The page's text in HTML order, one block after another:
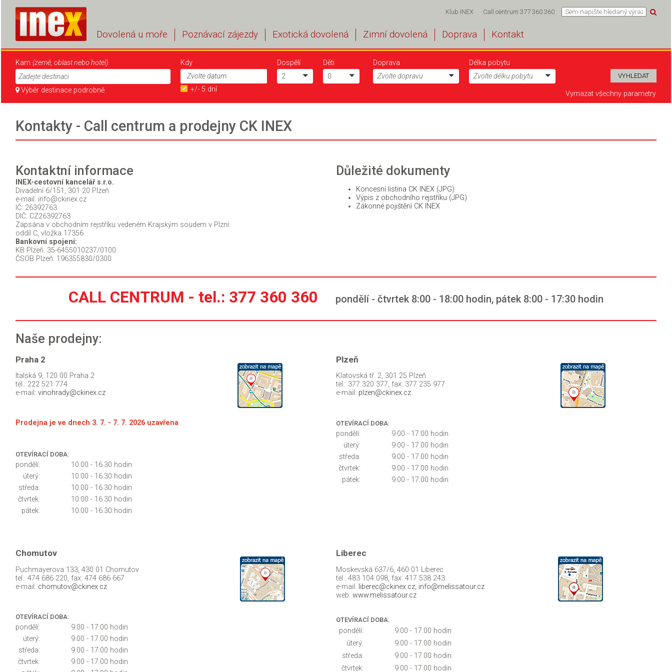
Klub INEX Call centrum 377 360 360
Dovolená u moře Poznávací zájezdy Exotická dovolená Zimní dovolená Doprava Kontakt
Kam (země, oblast nebo hotel)
Zadejte destinaci
Výběr destinace podrobně
Kdy
+/- 5 dní
Dospělí
2
Děti
0
Doprava
Zvolte dopravu
Délka pobytu
Zvolte délku pobytu
Vymazat všechny parametry
Kontakty - Call centrum a prodejny CK INEX
Kontaktní informace
INEX-cestovní kancelář s.r.o.
Divadelní 6/151, 301 20 Plzeň
e-mail: info@ckinex.cz
IČ: 26392763
DIČ: CZ26392763
Zapsána v obchodním rejstříku vedeném Krajským soudem v Plzni:
oddíl C, vložka 17356
Bankovní spojení:
KB Plzeň: 35-6455010237/0100
ČSOB Plzeň: 196355830/0300
Důležité dokumenty
Koncesní listina CK INEX (JPG)
Výpis z obchodního rejstříku (JPG)
Zákonné pojištění CK INEX
CALL CENTRUM - tel.: 377 360 360 pondělí - čtvrtek 8:00 - 18:00 hodin, pátek 8:00 - 17:30 hodin
Naše prodejny:
Praha 2
Italská 9, 120 00 Praha 2
tel.: 222 521 774
e-mail: vinohrady@ckinex.cz
Prodejna je ve dnech 3. 7. - 7. 7. 2026 uzavřena
OTEVÍRACÍ DOBA:
pondělí:
10.00 - 16.30 hodin
úterý:
10.00 - 16.30 hodin
středa:
10.00 - 16.30 hodin
čtvrtek:
10.00 - 16.30 hodin
pátek:
10.00 - 16.30 hodin
Plzeň
Klatovská tř. 2, 301 25 Plzeň
tel.: 377 320 377, fax: 377 235 977
e-mail: plzen@ckinex.cz
OTEVÍRACÍ DOBA:
pondělí:
9.00 - 17.00 hodin
úterý:
9.00 - 17.00 hodin
středa:
9.00 - 17.00 hodin
čtvrtek:
9.00 - 17.00 hodin
pátek:
9.00 - 17.00 hodin
Chomutov
Puchmayerova 133, 430 01 Chomutov
tel.: 474 686 220, fax: 474 686 667
e-mail: chomutov@ckinex.cz
OTEVÍRACÍ DOBA:
pondělí:
9.00 - 17.00 hodin
úterý:
9.00 - 17.00 hodin
středa:
9.00 - 17.00 hodin
čtvrtek:
9.00 - 17.00 hodin
Liberec
Moskevská 637/6, 460 01 Liberec
tel.: 483 104 098, fax: 417 538 243
e-mail: liberec@ckinex.cz, info@melissatour.cz
web: www.melissatour.cz
OTEVÍRACÍ DOBA:
pondělí:
9.00 - 17.00 hodin
úterý:
9.00 - 17.00 hodin
středa:
9.00 - 17.00 hodin
čtvrtek:
9.00 - 17.00 hodin